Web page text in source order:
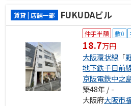
賃貸 | 店舗一部 FUKUDAビル
仲手半額 敷0
18.7万円
大阪環状線 「
地下鉄千日前
京阪電鉄中之
築48年 / -
大阪府大阪市